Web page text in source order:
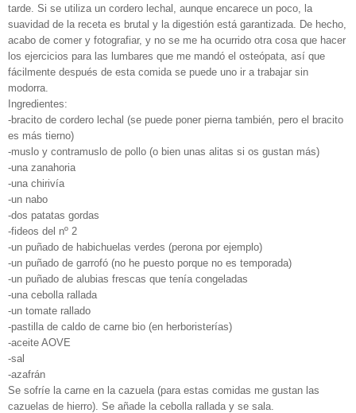
tarde. Si se utiliza un cordero lechal, aunque encarece un poco, la
suavidad de la receta es brutal y la digestión está garantizada. De hecho,
acabo de comer y fotografiar, y no se me ha ocurrido otra cosa que hacer
los ejercicios para las lumbares que me mandó el osteópata, así que
fácilmente después de esta comida se puede uno ir a trabajar sin
modorra.
Ingredientes:
-bracito de cordero lechal (se puede poner pierna también, pero el bracito
es más tierno)
-muslo y contramuslo de pollo (o bien unas alitas si os gustan más)
-una zanahoria
-una chirivía
-un nabo
-dos patatas gordas
-fideos del nº 2
-un puñado de habichuelas verdes (perona por ejemplo)
-un puñado de garrofó (no he puesto porque no es temporada)
-un puñado de alubias frescas que tenía congeladas
-una cebolla rallada
-un tomate rallado
-pastilla de caldo de carne bio (en herboristerías)
-aceite AOVE
-sal
-azafrán
Se sofríe la carne en la cazuela (para estas comidas me gustan las
cazuelas de hierro). Se añade la cebolla rallada y se sala.